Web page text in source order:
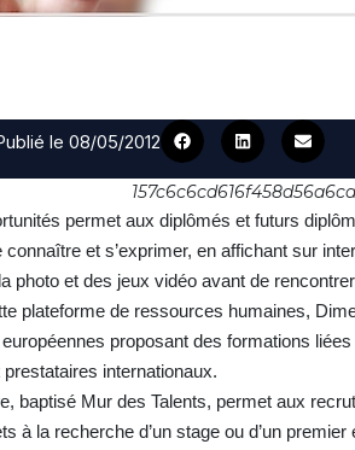
le 08/05/2012
permet aux diplômés et futurs
connaître et s’exprimer, en affichant sur
photo et des jeux vidéo avant de
plateforme de ressources humaines,
proposant des formations
internationaux.
baptisé Mur des Talents, permet aux
à la recherche d’un stage ou d’un premier